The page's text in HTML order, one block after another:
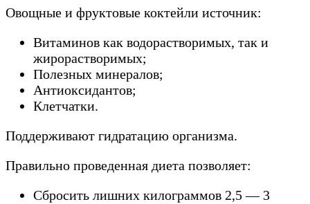
Овощные и фруктовые коктейли источник:
Витаминов как водорастворимых, так и
жирорастворимых;
Полезных минералов;
Антиоксидантов;
Клетчатки.
Поддерживают гидратацию организма.
Правильно проведенная диета позволяет:
Сбросить лишних килограммов 2,5 — 3